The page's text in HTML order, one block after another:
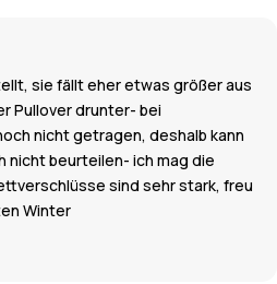
sie fällt eher etwas größer aus
Pullover drunter- bei
nicht getragen, deshalb kann
nicht beurteilen- ich mag die
sind sehr stark, freu
Winter